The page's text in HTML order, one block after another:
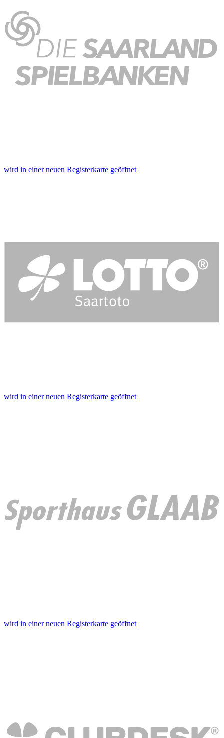
wird in einer neuen Registerkarte geöffnet
wird in einer neuen Registerkarte geöffnet
wird in einer neuen Registerkarte geöffnet